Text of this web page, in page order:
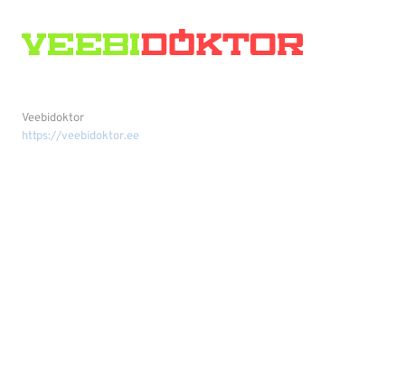
Veebidoktor
https://veebidoktor.ee